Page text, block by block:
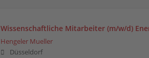
Wissenschaftliche Mitarbeiter (m/w/d)
Hengeler Mueller
Düsseldorf